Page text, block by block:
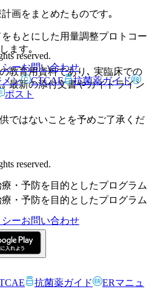
reserved.
シーお問い合わせ
メン CTCAE
抗菌薬ガイド
ポスト
reserved.
・予防を目的としたプログラム
ーお問い合わせ
画をまとめたものです｡
もとにした用量調整プロトコー
ます｡
教育用資料であり､ 実臨床での
最新の添付文書やガイドライン
ではないことを予めご了承くだ
・予防を目的としたプログラム
抗菌薬ガイド
ERマニュ